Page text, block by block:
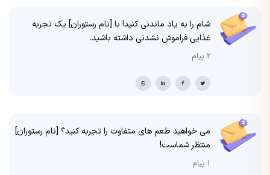
شام را به یاد ماندنی کنید! با [نام رستوران] یک تجربه
غذایی فراموش نشدنی داشته باشید.
2 پیام
می خواهید طعم های متفاوت را تجربه کنید؟ [نام رستوران]
منتظر شماست!
1 پیام